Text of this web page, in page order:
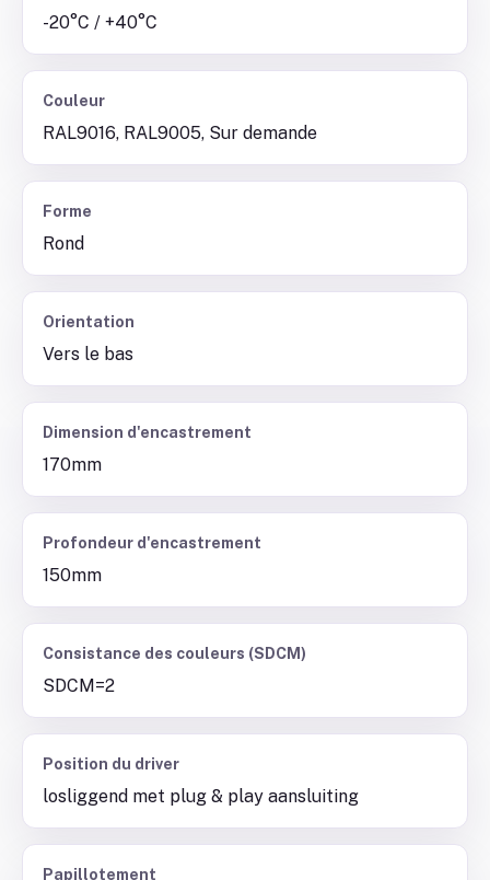
-20°C / +40°C
Couleur
RAL9016, RAL9005, Sur demande
Forme
Rond
Orientation
Vers le bas
Dimension d'encastrement
170mm
Profondeur d'encastrement
150mm
Consistance des couleurs (SDCM)
SDCM=2
Position du driver
losliggend met plug & play aansluiting
Papillotement